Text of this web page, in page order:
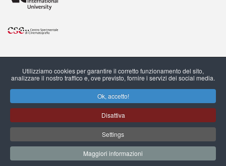
Utilizziamo cookies per garantire il corretto funzionamento del sito,
analizzare il nostro traffico e, ove previsto, fornire i servizi dei social media.
Ok, accetto!
Disattiva
Settings
Maggiori informazioni
C.F. e P.IVA 03544490273 © San Servolo srl, 2022
Governance della Privacy Cookie Policy Preferenze Cookies